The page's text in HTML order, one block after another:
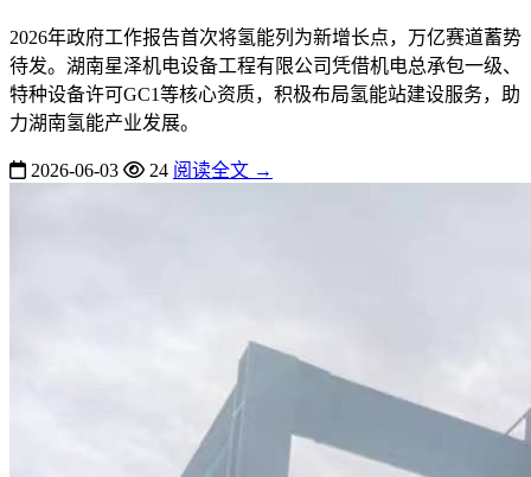
2026年政府工作报告首次将氢能列为新增长点，万亿赛道蓄势
待发。湖南星泽机电设备工程有限公司凭借机电总承包一级、
特种设备许可GC1等核心资质，积极布局氢能站建设服务，助
力湖南氢能产业发展。
2026-06-03 24 阅读全文 →